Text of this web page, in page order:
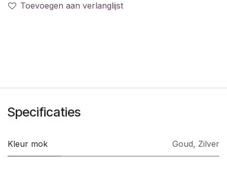
Toevoegen aan verlanglijst
Specificaties
Kleur mok Goud, Zilver